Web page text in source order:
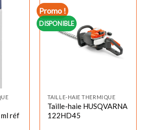
réf
Promo !
DISPONIBLE
TAILLE-HAIE THERMIQUE
Taille-haie HUSQVARNA
122HD45